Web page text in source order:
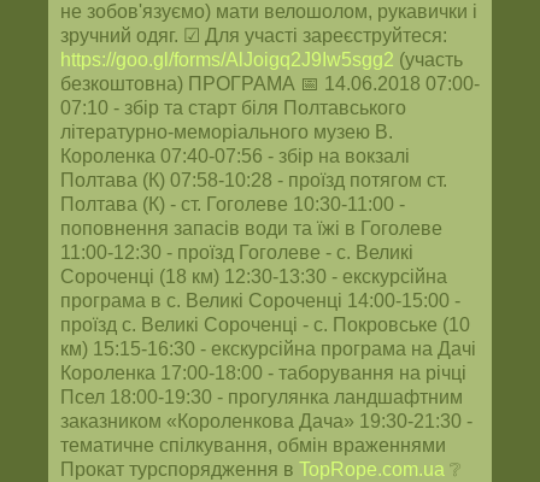
не зобов'язуємо) мати велошолом, рукавички і
зручний одяг. ☑ Для участі зареєструйтеся:
https://goo.gl/forms/AlJoigq2J9Iw5sgg2 (участь
безкоштовна) ПРОГРАМА 📅 14.06.2018 07:00-
07:10 - збір та старт біля Полтавського
літературно-меморіального музею В.
Короленка 07:40-07:56 - збір на вокзалі
Полтава (К) 07:58-10:28 - проїзд потягом ст.
Полтава (К) - ст. Гоголеве 10:30-11:00 -
поповнення запасів води та їжі в Гоголеве
11:00-12:30 - проїзд Гоголеве - с. Великі
Сороченці (18 км) 12:30-13:30 - екскурсійна
програма в с. Великі Сороченці 14:00-15:00 -
проїзд с. Великі Сороченці - с. Покровське (10
км) 15:15-16:30 - екскурсійна програма на Дачі
Короленка 17:00-18:00 - таборування на річці
Псел 18:00-19:30 - прогулянка ландшафтним
заказником «Короленкова Дача» 19:30-21:30 -
тематичне спілкування, обмін враженнями
Прокат турспорядження в TopRope.com.ua ❔